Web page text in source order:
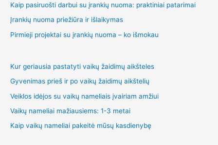
Kaip pasiruošti darbui su įrankių nuoma: praktiniai patarimai
Įrankių nuoma priežiūra ir išlaikymas
Pirmieji projektai su įrankių nuoma – ko išmokau
Kur geriausia pastatyti vaikų žaidimų aikšteles
Gyvenimas prieš ir po vaikų žaidimų aikštelių
Veiklos idėjos su vaikų nameliais įvairiam amžiui
Vaikų nameliai mažiausiems: 1-3 metai
Kaip vaikų nameliai pakeitė mūsų kasdienybę